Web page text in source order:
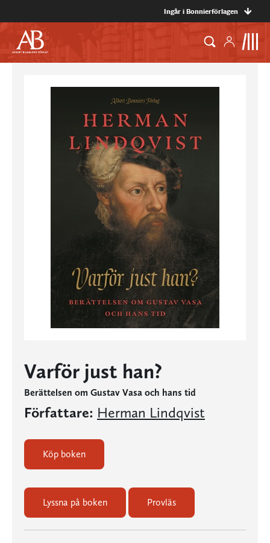
Ingår i Bonnierförlagen
Varför just han?
Berättelsen om Gustav Vasa och hans tid
Författare: Herman Lindqvist
Köp boken
Lyssna på boken Provläs